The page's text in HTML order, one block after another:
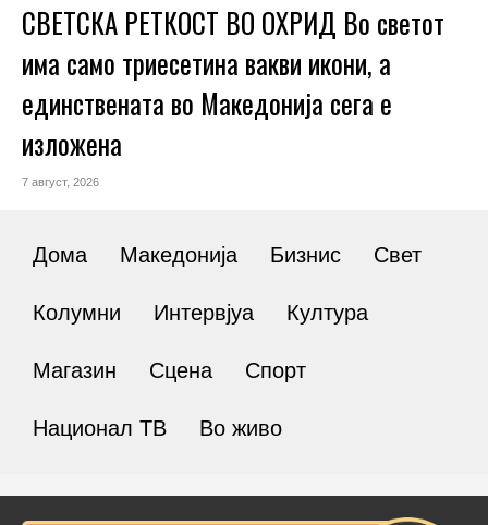
СВЕТСКА РЕТКОСТ ВО ОХРИД Во светот
има само триесетина вакви икони, а
единствената во Македонија сега е
изложена
7 август, 2026
Дома Македонија Бизнис Свет
Колумни Интервјуа Култура
Магазин Сцена Спорт
Национал ТВ Во живо